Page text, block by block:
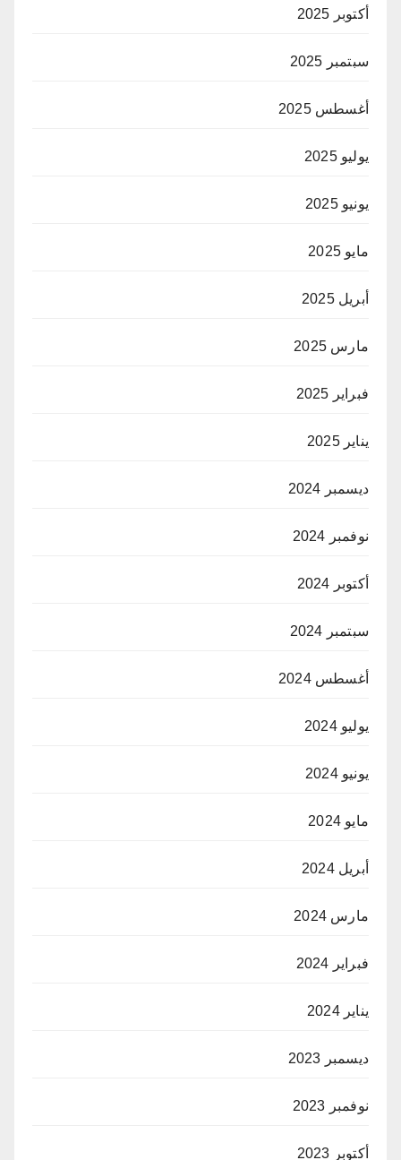
أكتوبر 2025
سبتمبر 2025
أغسطس 2025
يوليو 2025
يونيو 2025
مايو 2025
أبريل 2025
مارس 2025
فبراير 2025
يناير 2025
ديسمبر 2024
نوفمبر 2024
أكتوبر 2024
سبتمبر 2024
أغسطس 2024
يوليو 2024
يونيو 2024
مايو 2024
أبريل 2024
مارس 2024
فبراير 2024
يناير 2024
ديسمبر 2023
نوفمبر 2023
أكتوبر 2023